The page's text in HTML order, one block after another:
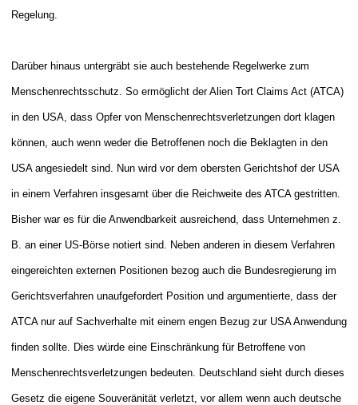
Regelung.
Darüber hinaus untergräbt sie auch bestehende Regelwerke zum
Menschenrechtsschutz. So ermöglicht der Alien Tort Claims Act (ATCA)
in den USA, dass Opfer von Menschenrechtsverletzungen dort klagen
können, auch wenn weder die Betroffenen noch die Beklagten in den
USA angesiedelt sind. Nun wird vor dem obersten Gerichtshof der USA
in einem Verfahren insgesamt über die Reichweite des ATCA gestritten.
Bisher war es für die Anwendbarkeit ausreichend, dass Unternehmen z.
B. an einer US-Börse notiert sind. Neben anderen in diesem Verfahren
eingereichten externen Positionen bezog auch die Bundesregierung im
Gerichtsverfahren unaufgefordert Position und argumentierte, dass der
ATCA nur auf Sachverhalte mit einem engen Bezug zur USA Anwendung
finden sollte. Dies würde eine Einschränkung für Betroffene von
Menschenrechtsverletzungen bedeuten. Deutschland sieht durch dieses
Gesetz die eigene Souveränität verletzt, vor allem wenn auch deutsche